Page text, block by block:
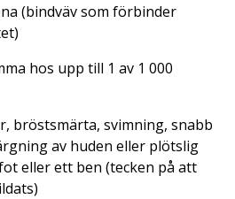
(bindväv som förbinder
hos upp till 1 av 1 000
bröstsmärta, svimning, snabb
av huden eller plötslig
eller ett ben (tecken på att